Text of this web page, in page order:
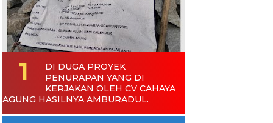
DI DUGA PROYEK
PENURAPAN YANG DI
KERJAKAN OLEH CV CAHAYA
AGUNG HASILNYA AMBURADUL.